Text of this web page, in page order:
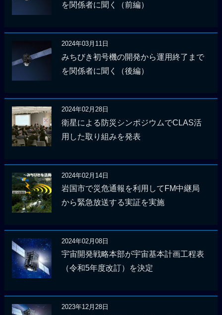
を関係者に聞く（前編）
2024年03月11日
みちびき初号機の開発から運用終了まで
を関係者に聞く（後編）
2024年02月28日
衛星による防災シンポジウムでCLAS活
用した取り組みを発表
2024年02月14日
岩国市で災危通報を利用してFM中継局
から緊急放送する実証を実施
2024年02月08日
宇宙開発戦略本部が宇宙基本計画工程表
（令和5年度改訂）を決定
2023年12月28日